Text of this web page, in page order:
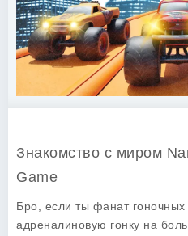
Знакомство с миром
Game
Бро, если ты фанат
адреналиновую гонку на